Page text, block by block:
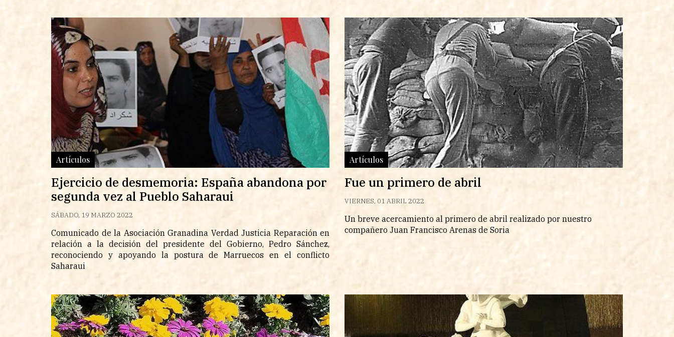
Artículos
Ejercicio de desmemoria: España abandona por
segunda vez al Pueblo Saharaui
SÁBADO, 19 MARZO 2022
Comunicado de la Asociación Granadina Verdad Justicia Reparación en
relación a la decisión del presidente del Gobierno, Pedro Sánchez,
reconociendo y apoyando la postura de Marruecos en el conflicto
Saharaui
Artículos
Fue un primero de abril
VIERNES, 01 ABRIL 2022
Un breve acercamiento al primero de abril realizado por nuestro
compañero Juan Francisco Arenas de Soria